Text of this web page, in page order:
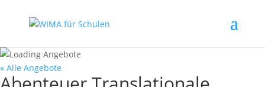
« Alle Angebote